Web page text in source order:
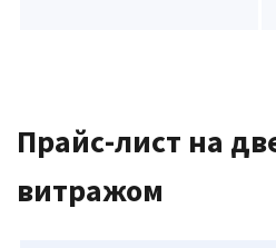
Прайс-лист на
витражом